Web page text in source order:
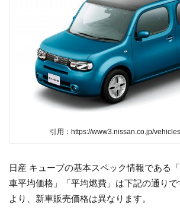
引用：https://www3.nissan.co.jp/
日産 キューブの基本スペック情報である
車平均価格」「平均燃費」は下記の通り
より、新車販売価格は異なります。